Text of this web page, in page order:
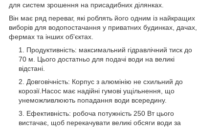
для систем зрошення на присадибних ділянках.
Він має ряд переваг, які роблять його одним із найкращих
виборів для водопостачання у приватних будинках, дачах,
фермах та інших об'єктах.
Продуктивність: максимальний гідравлічний тиск до
70 м. Цього достатньо для подачі води на великі
відстані.
Довговічність: Корпус з алюмінію не схильний до
корозії.Насос має надійні гумові ущільнення, що
унеможливлюють попадання води всередину.
Ефективність: робоча потужність 250 Вт цього
вистачає, щоб перекачувати великі обсяги води за